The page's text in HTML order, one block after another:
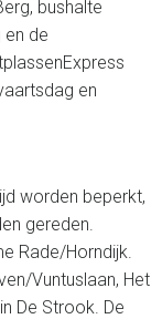
bushalte
en de
en
worden beperkt,
gereden.
Rade/Horndijk.
Vuntuslaan, Het
De Strook. De